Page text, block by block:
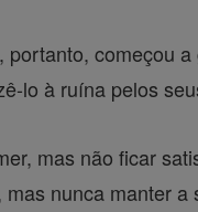
portanto, começou
lo à ruína pelos
mas não ficar
mas nunca manter a